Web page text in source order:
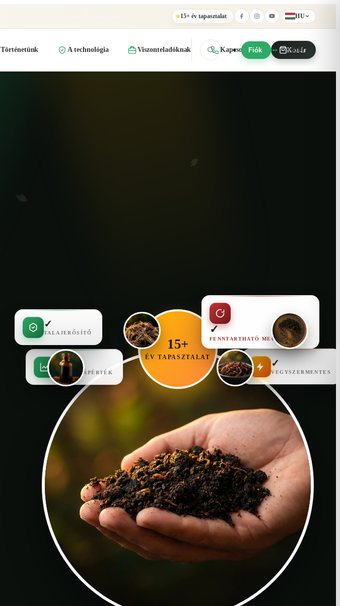
★15+ év tapasztalat HU
Történetünk A technológia Viszonteladóknak Kapcsolat További
Fiók Kosár
15+
ÉV TAPASZTALAT
✓
MAGAS TÁPÉRTÉK
✓
✓
TALAJERŐSÍTŐ
✓
FENNTARTHATÓ MEGOLDÁS